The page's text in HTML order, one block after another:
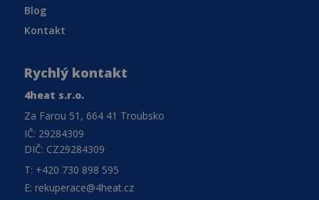
Blog
Kontakt
Rychlý kontakt
4heat s.r.o.
Za Farou 51, 664 41 Troubsko
IČ: 29284309
DIČ: CZ29284309
T: +420 730 898 595
E: rekuperace@4heat.cz